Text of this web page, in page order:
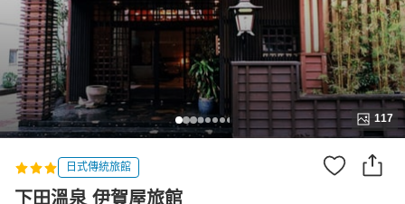
117
日式傳統旅館
下田溫泉 伊賀屋旅館